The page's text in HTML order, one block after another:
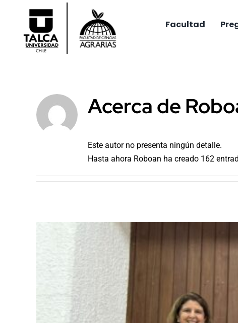
contenido
Facultad
Acerca de
Este autor no presenta ningún detalle.
Hasta ahora Roboan ha creado 162